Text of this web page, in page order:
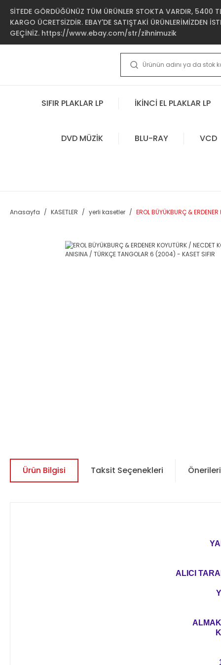
SİTEDE GÖRDÜĞÜNÜZ TÜM ÜRÜNLER STOKTA VARDIR, 5400 TL
KARGO ÜCRETSİZDİR. EBAY'DE SATIŞTAKİ ÜRÜNLERİMİZDEN
GEÇİNİZ. https://www.ebay.com/str/zihnimuzik
SIFIR PLAKLAR LP İKİNCİ EL PLAKLAR LP
DVD MÜZİK BLU-RAY VCD
Anasayfa KASETLER yerli kasetler EROL BÜYÜKBURÇ &
Ürün Bilgisi Taksit Seçenekleri
ALICI